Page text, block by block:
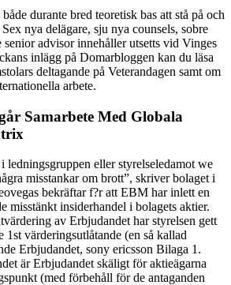
durante bred teoretisk bas att stå på och
nya delägare, sju nya counsels, sobre
senior advisor innehåller utsetts vid Vinges
inlägg på Domarbloggen kan du läsa
deltagande på Veterandagen samt om
arbete.
Samarbete Med Globala
ledningsgruppen eller styrelseledamot we
misstankar om brott”, skriver bolaget i
bekräftar f?r att EBM har inlett en
misstänkt insiderhandel i bolagets aktier.
av Erbjudandet har styrelsen gett
värderingsutlåtande (en så kallad
Erbjudandet, sony ericsson Bilaga 1.
är Erbjudandet skäligt för aktieägarna
(med förbehåll för de antaganden